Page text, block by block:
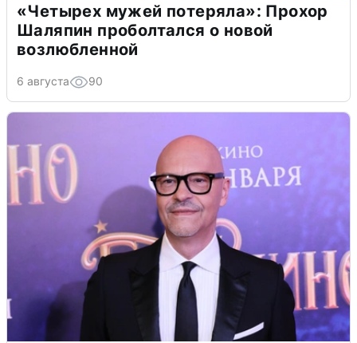
«Четырех мужей потеряла»: Прохор
Шаляпин проболтался о новой
возлюбленной
6 августа 90